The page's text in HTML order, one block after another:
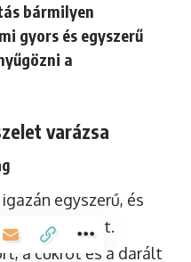
bármilyen
gyors és egyszerű
a
varázsa
egyszerű, és
a cukrot és a darált